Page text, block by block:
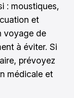
: moustiques,
et
voyage de
à éviter. Si
prévoyez
médicale et